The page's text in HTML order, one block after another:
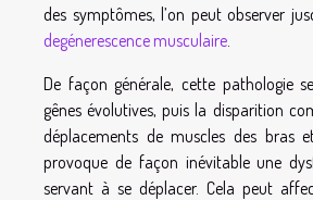
des symptômes, l’on peut observer
degénerescence musculaire
De façon générale, cette pathologie
gênes évolutives, puis la disparition
déplacements de muscles des bras
provoque de façon inévitable une
servant à se déplacer. Cela peut